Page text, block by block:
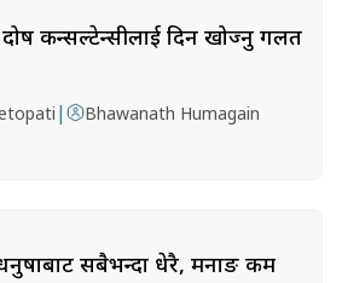
दोष कन्सल्टेन्सीलाई दिन खोज्नु गलत
| Bhawanath Humagain
सबैभन्दा धेरै, मनाङ कम